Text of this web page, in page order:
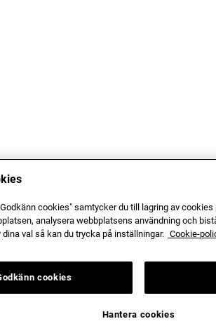
cookies" samtycker du till lagring av
analysera webbplatsens användning och
val så kan du trycka på inställningar. Cookie-
cookies
Hantera cookies